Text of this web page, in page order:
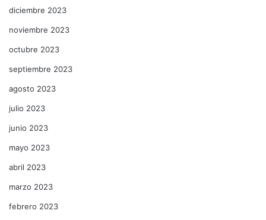
diciembre 2023
noviembre 2023
octubre 2023
septiembre 2023
agosto 2023
julio 2023
junio 2023
mayo 2023
abril 2023
marzo 2023
febrero 2023